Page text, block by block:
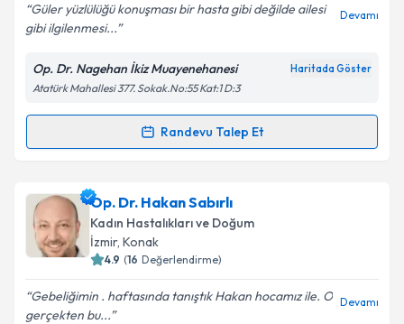
'ni okudum ve kişisel verilerimin belirtilen
kapsamda işlenmesini kabul ediyorum.
Takvim Talebini Gönder
Güler yüzlülüğü konuşması bir hasta gibi değilde ailesi
gibi ilgilenmesi...
Devamı
Op. Dr. Nagehan İkiz Muayenehanesi Haritada Göster
Atatürk Mahallesi 377. Sokak.No:55 Kat:1 D:3
Randevu Talep Et
Randevu Takvimi Talebi
Op. Dr. Nagehan İkiziçin randevu takvimi talebi
oluşturun. Size bu uzmandan randevu almanız için bir
takvim hazırlandığında e-posta ile bilgilendireceğiz.
Op. Dr. Hakan Sabırlı
Kadın Hastalıkları ve Doğum
İzmir, Konak
4.9 (16 Değerlendirme)
Gebeliğimin . haftasında tanıştık Hakan hocamız ile. O
gerçekten bu...
Devamı